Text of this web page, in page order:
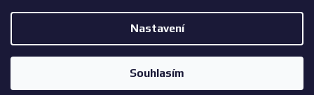
Nastavení
Souhlasím
Copyright 2026ZavodniAuta.cz. Všechna práva vyhrazena.|
Zásady ochrany osobních údajů